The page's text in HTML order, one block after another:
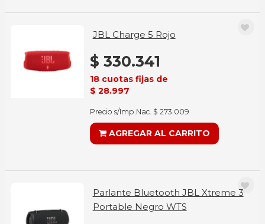
JBL Charge 5 Rojo
$ 330.341
18 cuotas fijas de
$ 28.997
Precio s/Imp.Nac. $ 273.009
AGREGAR AL CARRITO
Parlante Bluetooth JBL Xtreme 3
Portable Negro WTS